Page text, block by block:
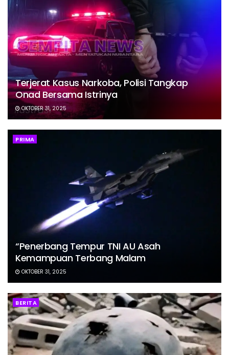
Terjerat Kasus Narkoba, Polisi Tangkap
Onad Bersama Istrinya
OKTOBER 31, 2025
PRIMA
“Penerbang Tempur TNI AU Asah
Kemampuan Terbang Malam
OKTOBER 31, 2025
BERITA